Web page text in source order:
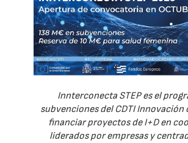
Innterconecta STEP es el
subvenciones del CDTI Innovación
financiar proyectos de I+D en
liderados por empresas y